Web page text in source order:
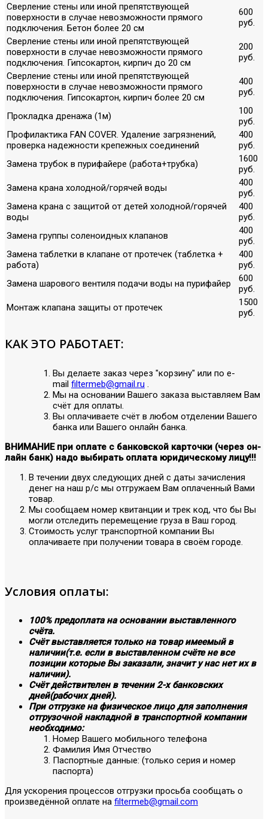
Сверление стены или иной препятствующей
поверхности в случае невозможности прямого
подключения. Бетон более 20 см
600
руб.
Сверление стены или иной препятствующей
поверхности в случае невозможности прямого
подключения. Гипсокартон, кирпич до 20 см
200
руб.
Сверление стены или иной препятствующей
поверхности в случае невозможности прямого
подключения. Гипсокартон, кирпич более 20 см
400
руб.
Прокладка дренажа (1м)
100
руб.
Профилактика FAN COVER. Удаление загрязнений,
проверка надежности крепежных соединений
400
руб.
Замена трубок в пурифайере (работа+трубка)
1600
руб.
Замена крана холодной/горячей воды
400
руб.
Замена крана с защитой от детей холодной/горячей
воды
400
руб.
Замена группы соленоидных клапанов
400
руб.
Замена таблетки в клапане от протечек (таблетка +
работа)
400
руб.
Замена шарового вентиля подачи воды на пурифайер
600
руб.
Монтаж клапана защиты от протечек
1500
руб.
КАК ЭТО РАБОТАЕТ:
Вы делаете заказ через "корзину" или по е-
mail filtermeb@gmail.ru .
Мы на основании Вашего заказа выставляем Вам
счёт для оплаты.
Вы оплачиваете счёт в любом отделении Вашего
банка или Вашего онлайн банка.
ВНИМАНИЕ при оплате с банковской карточки (через он-
лайн банк) надо выбирать оплата юридическому лицу!!!
В течении двух следующих дней с даты зачисления
денег на наш р/с мы отгружаем Вам оплаченный Вами
товар.
Мы сообщаем номер квитанции и трек код, что бы Вы
могли отследить перемещение груза в Ваш город.
Стоимость услуг транспортной компании Вы
оплачиваете при получении товара в своём городе.
Условия оплаты:
100% предоплата на основании выставленного
счёта.
Счёт выставляется только на товар имеемый в
наличии(т.е. если в выставленном счёте не все
позиции которые Вы заказали, значит у нас нет их в
наличии).
Счёт действителен в течении 2-х банковских
дней(рабочих дней).
При отгрузке на физическое лицо для заполнения
отгрузочной накладной в транспортной компании
необходимо:
Номер Вашего мобильного телефона
Фамилия Имя Отчество
Паспортные данные: (только серия и номер
паспорта)
Для ускорения процессов отгрузки просьба сообщать о
произведённой оплате на filtermeb@gmail.com